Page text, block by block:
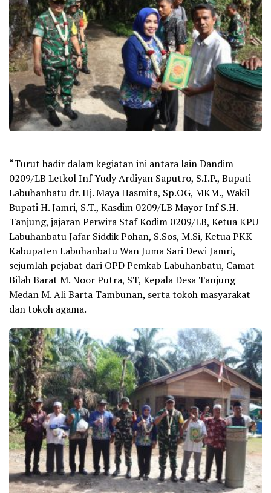
“Turut hadir dalam kegiatan ini antara lain Dandim
0209/LB Letkol Inf Yudy Ardiyan Saputro, S.I.P., Bupati
Labuhanbatu dr. Hj. Maya Hasmita, Sp.OG, MKM., Wakil
Bupati H. Jamri, S.T., Kasdim 0209/LB Mayor Inf S.H.
Tanjung, jajaran Perwira Staf Kodim 0209/LB, Ketua KPU
Labuhanbatu Jafar Siddik Pohan, S.Sos, M.Si, Ketua PKK
Kabupaten Labuhanbatu Wan Juma Sari Dewi Jamri,
sejumlah pejabat dari OPD Pemkab Labuhanbatu, Camat
Bilah Barat M. Noor Putra, ST, Kepala Desa Tanjung
Medan M. Ali Barta Tambunan, serta tokoh masyarakat
dan tokoh agama.